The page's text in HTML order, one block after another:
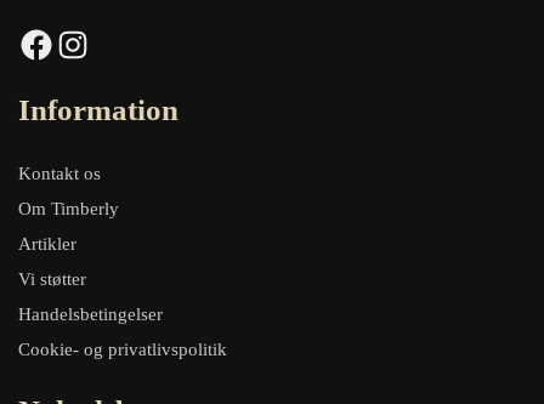
Facebook Instagram
Information
Kontakt os
Om Timberly
Artikler
Vi støtter
Handelsbetingelser
Cookie- og privatlivspolitik